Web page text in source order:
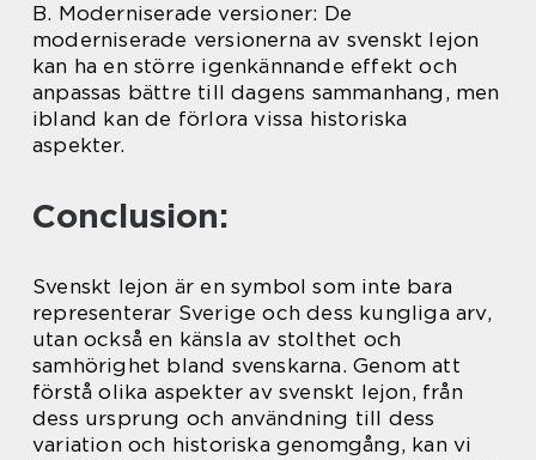
B. Moderniserade versioner: De
moderniserade versionerna av svenskt lejon
kan ha en större igenkännande effekt och
anpassas bättre till dagens sammanhang, men
ibland kan de förlora vissa historiska
aspekter.
Conclusion:
Svenskt lejon är en symbol som inte bara
representerar Sverige och dess kungliga arv,
utan också en känsla av stolthet och
samhörighet bland svenskarna. Genom att
förstå olika aspekter av svenskt lejon, från
dess ursprung och användning till dess
variation och historiska genomgång, kan vi